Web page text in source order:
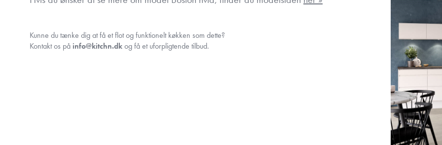
Kunne du tænke dig at få et flot og funktionelt køkken som dette?
Kontakt os på info@kitchn.dkog få et uforpligtende tilbud.